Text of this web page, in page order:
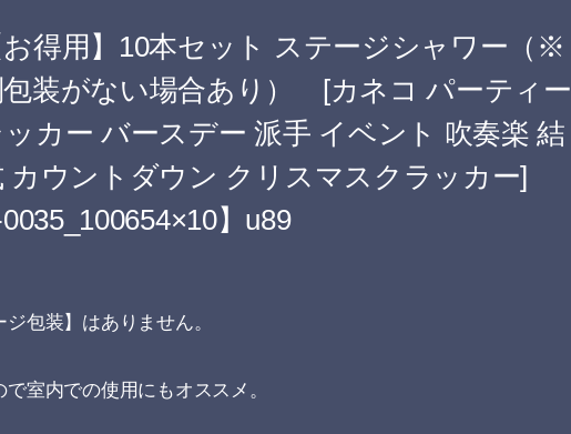
得用】10本セット ステージシャワー（※
装がない場合あり） [カネコ パーティー
ッカー バースデー 派手 イベント 吹奏楽 結
カウントダウン クリスマスクラッカー]
0035_100654×10】u89
包装】はありません。
室内での使用にもオススメ。